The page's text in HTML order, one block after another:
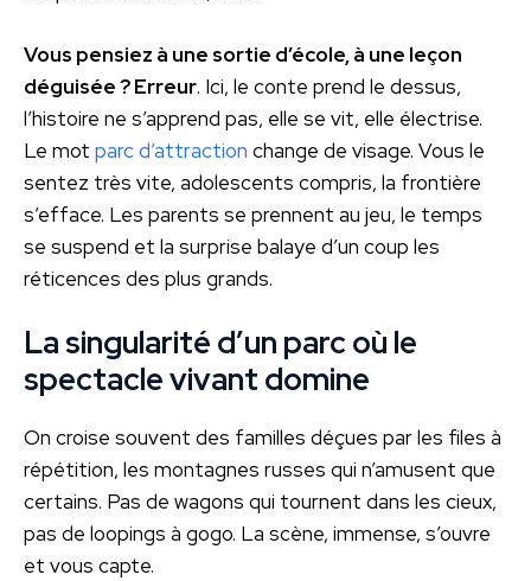
Vous pensiez à une sortie d’école, à une leçon
déguisée ? Erreur. Ici, le conte prend le dessus,
l’histoire ne s’apprend pas, elle se vit, elle électrise.
Le mot parc d’attraction change de visage. Vous le
sentez très vite, adolescents compris, la frontière
s’efface. Les parents se prennent au jeu, le temps
se suspend et la surprise balaye d’un coup les
réticences des plus grands.
La singularité d’un parc où le
spectacle vivant domine
On croise souvent des familles déçues par les files à
répétition, les montagnes russes qui n’amusent que
certains. Pas de wagons qui tournent dans les cieux,
pas de loopings à gogo. La scène, immense, s’ouvre
et vous capte.